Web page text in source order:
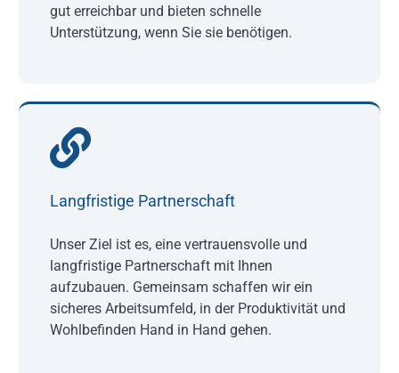
gut erreichbar und bieten schnelle
Unterstützung, wenn Sie sie benötigen.
Langfristige Partnerschaft
Unser Ziel ist es, eine vertrauensvolle und
langfristige Partnerschaft mit Ihnen
aufzubauen. Gemeinsam schaffen wir ein
sicheres Arbeitsumfeld, in der Produktivität und
Wohlbefinden Hand in Hand gehen.